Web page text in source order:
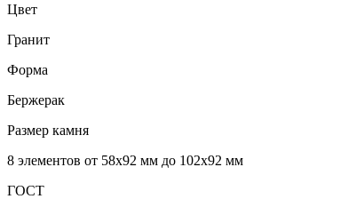
Цвет
Гранит
Форма
Бержерак
Размер камня
8 элементов от 58х92 мм до 102х92 мм
ГОСТ